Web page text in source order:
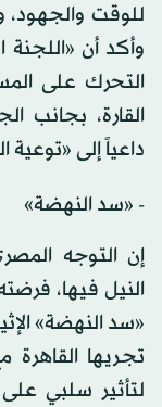
للوقت
وأكد أن «اللجنة
التحرك على
القارة، بجانب
داعياً إلى
- «سد النهضة»
إن التوجه
النيل فيها،
«سد النهضة»
تجريها القاهرة
لتأثير سلبي